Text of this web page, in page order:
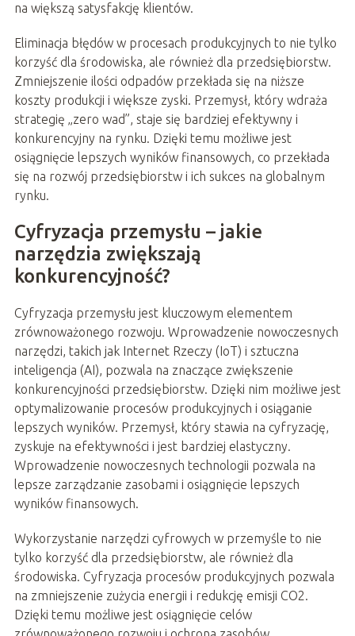
na większą satysfakcję klientów.
Eliminacja błędów w procesach produkcyjnych to nie tylko
korzyść dla środowiska, ale również dla przedsiębiorstw.
Zmniejszenie ilości odpadów przekłada się na niższe
koszty produkcji i większe zyski. Przemysł, który wdraża
strategię „zero wad”, staje się bardziej efektywny i
konkurencyjny na rynku. Dzięki temu możliwe jest
osiągnięcie lepszych wyników finansowych, co przekłada
się na rozwój przedsiębiorstw i ich sukces na globalnym
rynku.
Cyfryzacja przemysłu – jakie
narzędzia zwiększają
konkurencyjność?
Cyfryzacja przemysłu jest kluczowym elementem
zrównoważonego rozwoju. Wprowadzenie nowoczesnych
narzędzi, takich jak Internet Rzeczy (IoT) i sztuczna
inteligencja (AI), pozwala na znaczące zwiększenie
konkurencyjności przedsiębiorstw. Dzięki nim możliwe jest
optymalizowanie procesów produkcyjnych i osiąganie
lepszych wyników. Przemysł, który stawia na cyfryzację,
zyskuje na efektywności i jest bardziej elastyczny.
Wprowadzenie nowoczesnych technologii pozwala na
lepsze zarządzanie zasobami i osiągnięcie lepszych
wyników finansowych.
Wykorzystanie narzędzi cyfrowych w przemyśle to nie
tylko korzyść dla przedsiębiorstw, ale również dla
środowiska. Cyfryzacja procesów produkcyjnych pozwala
na zmniejszenie zużycia energii i redukcję emisji CO2.
Dzięki temu możliwe jest osiągnięcie celów